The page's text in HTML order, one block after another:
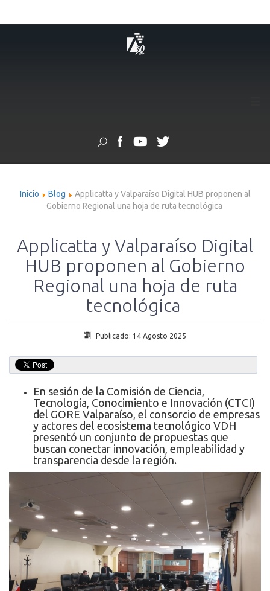
Inicio Blog
Applicatta y Valparaíso Digital HUB proponen al
Gobierno Regional una hoja de ruta tecnológica
Applicatta y Valparaíso Digital
HUB proponen al Gobierno
Regional una hoja de ruta
tecnológica
Publicado: 14 Agosto 2025
En sesión de la Comisión de Ciencia,
Tecnología, Conocimiento e Innovación (CTCI)
del GORE Valparaíso, el consorcio de empresas
y actores del ecosistema tecnológico VDH
presentó un conjunto de propuestas que
buscan conectar innovación, empleabilidad y
transparencia desde la región.